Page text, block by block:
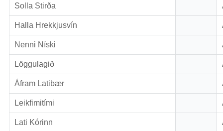
Solla Stirða
Halla Hrekkjusvín
Nenni Níski
Löggulagið
Áfram Latibær
Leikfimitími
Lati Kórinn